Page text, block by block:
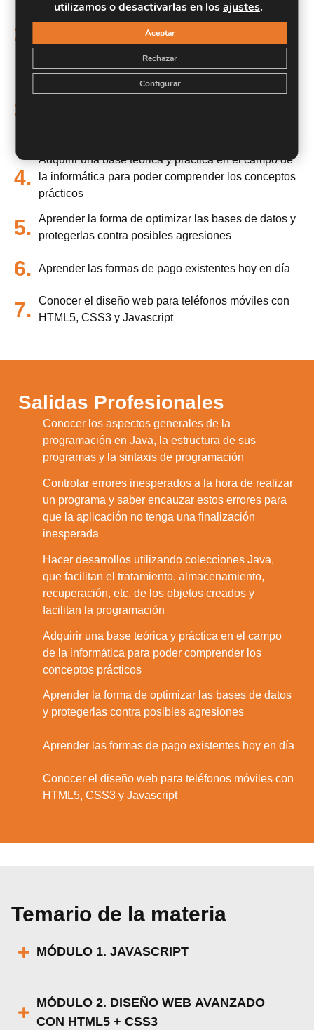
2.
Controlar errores inesperados a la hora de realizar
un programa y saber encauzar estos errores para
que la aplicación no tenga una finalización
3.
Hacer desarrollos utilizando colecciones Java, que
4.
Adquirir una base teórica y práctica en el campo de
la informática para poder comprender los conceptos
prácticos
5.
Aprender la forma de optimizar las bases de datos y
protegerlas contra posibles agresiones
6. Aprender las formas de pago existentes hoy en día
7.
Conocer el diseño web para teléfonos móviles con
HTML5, CSS3 y Javascript
Salidas Profesionales
Conocer los aspectos generales de la
programación en Java, la estructura de sus
programas y la sintaxis de programación
Controlar errores inesperados a la hora de realizar
un programa y saber encauzar estos errores para
que la aplicación no tenga una finalización
inesperada
Hacer desarrollos utilizando colecciones Java,
que facilitan el tratamiento, almacenamiento,
recuperación, etc. de los objetos creados y
facilitan la programación
Adquirir una base teórica y práctica en el campo
de la informática para poder comprender los
conceptos prácticos
Aprender la forma de optimizar las bases de datos
y protegerlas contra posibles agresiones
Aprender las formas de pago existentes hoy en día
Conocer el diseño web para teléfonos móviles con
HTML5, CSS3 y Javascript
Temario de la materia
MÓDULO 1. JAVASCRIPT
MÓDULO 2. DISEÑO WEB AVANZADO
CON HTML5 + CSS3
utilizamos o desactivarlas en losajustes.
Aceptar
Rechazar
Configurar